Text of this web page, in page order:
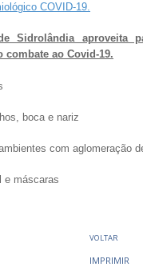
COVID-19.
Sidrolândia aproveita
combate ao Covid-19.
boca e nariz
com aglomeração
e máscaras
VOLTAR
IMPRIMIR